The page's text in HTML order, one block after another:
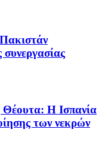
Η Ισπανία
των νεκρών